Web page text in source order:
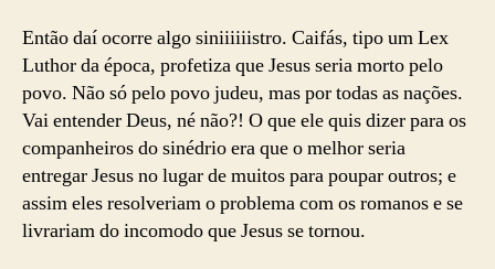
Então daí ocorre algo siniiiiiistro. Caifás, tipo um Lex
Luthor da época, profetiza que Jesus seria morto pelo
povo. Não só pelo povo judeu, mas por todas as nações.
Vai entender Deus, né não?! O que ele quis dizer para os
companheiros do sinédrio era que o melhor seria
entregar Jesus no lugar de muitos para poupar outros; e
assim eles resolveriam o problema com os romanos e se
livrariam do incomodo que Jesus se tornou.